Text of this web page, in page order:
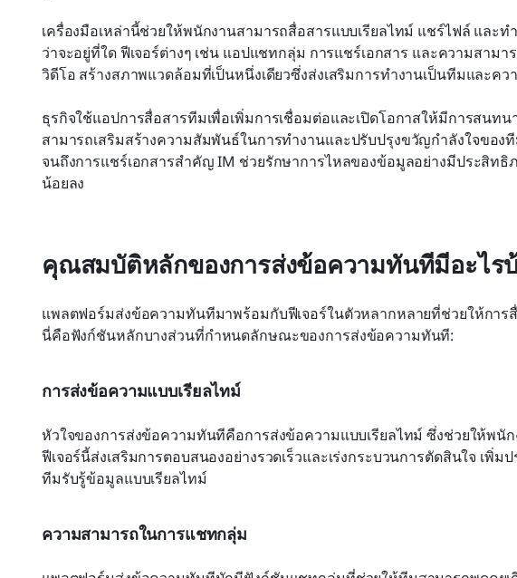
เครื่องมือเหล่านี้ช่วยให้พนักงานสามารถสื่อสารแบบเรียลไทม์ แชร์ไฟล์ และท
ว่าจะอยู่ที่ใด ฟีเจอร์ต่างๆ เช่น แอปแชทกลุ่ม การแชร์เอกสาร และความสามา
วิดีโอ สร้างสภาพแวดล้อมที่เป็นหนึ่งเดียวซึ่งส่งเสริมการทำงานเป็นทีมและคว
ธุรกิจใช้แอปการสื่อสารทีมเพื่อเพิ่มการเชื่อมต่อและเปิดโอกาสให้มีการสนท
สามารถเสริมสร้างความสัมพันธ์ในการทำงานและปรับปรุงขวัญกำลังใจของ
จนถึงการแชร์เอกสารสำคัญ IM ช่วยรักษาการไหลของข้อมูลอย่างมีประสิทธิ
น้อยลง
คุณสมบัติหลักของการส่งข้อความทันทีมีอะไร
แพลตฟอร์มส่งข้อความทันทีมาพร้อมกับฟีเจอร์ในตัวหลากหลายที่ช่วยให้การ
นี่คือฟังก์ชันหลักบางส่วนที่กำหนดลักษณะของการส่งข้อความทันที:
การส่งข้อความแบบเรียลไทม์
หัวใจของการส่งข้อความทันทีคือการส่งข้อความแบบเรียลไทม์ ซึ่งช่วยให้พนั
ฟีเจอร์นี้ส่งเสริมการตอบสนองอย่างรวดเร็วและเร่งกระบวนการตัดสินใจ เพิ่
ทีมรับรู้ข้อมูลแบบเรียลไทม์
ความสามารถในการแชทกลุ่ม